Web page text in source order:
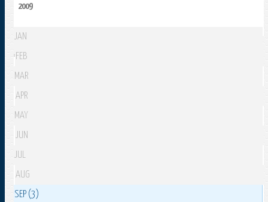
2009
JAN
FEB
MAR
APR
MAY
JUN
JUL
AUG
SEP (3)